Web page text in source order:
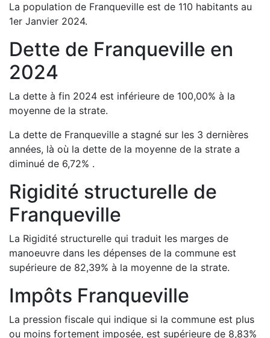
La population de Franqueville est de 110 habitants au
1er Janvier 2024.
Dette de Franqueville en
2024
La dette à fin 2024 est inférieure de 100,00% à la
moyenne de la strate.
La dette de Franqueville a stagné sur les 3 dernières
années, là où la dette de la moyenne de la strate a
diminué de 6,72% .
Rigidité structurelle de
Franqueville
La Rigidité structurelle qui traduit les marges de
manoeuvre dans les dépenses de la commune est
supérieure de 82,39% à la moyenne de la strate.
Impôts Franqueville
La pression fiscale qui indique si la commune est plus
ou moins fortement imposée, est supérieure de 8,83%